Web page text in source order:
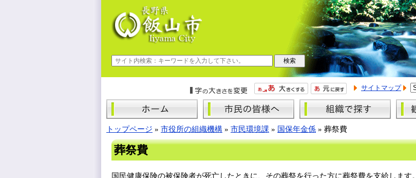
サイトマップ
トップページ » 市役所の組織機構 » 市民環境課 » 国保年金係 » 葬祭費
葬祭費
国民健康保険の被保険者が死亡したときに、その葬祭を行った方に葬祭費を支給します。